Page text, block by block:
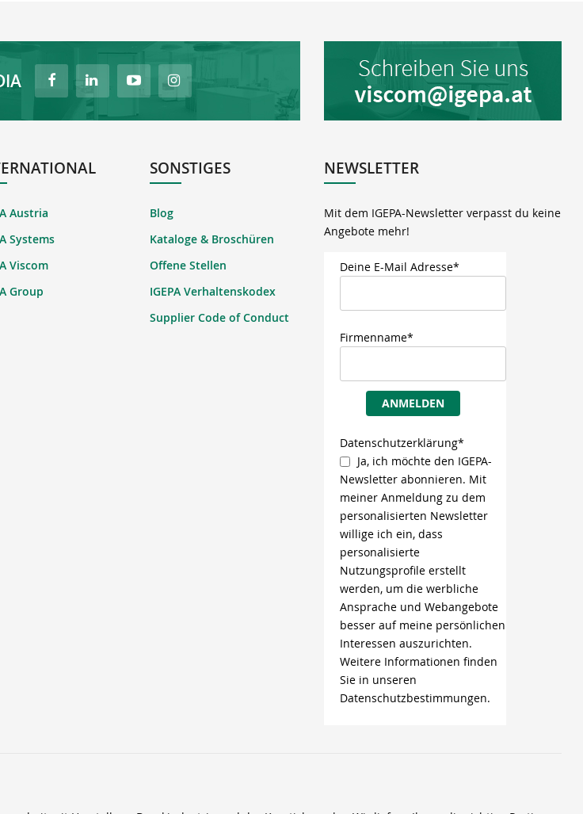
Austria
Systems
Viscom
Group
SONSTIGES
Blog
Kataloge & Broschüren
Offene Stellen
IGEPA Verhaltenskodex
Supplier Code of Conduct
NEWSLETTER
Mit dem IGEPA-Newsletter verpasst du keine
Angebote mehr!
Deine E-Mail Adresse*
Firmenname*
ANMELDEN
Datenschutzerklärung*
Ja, ich möchte den IGEPA-
Newsletter abonnieren. Mit
meiner Anmeldung zu dem
personalisierten Newsletter
willige ich ein, dass
personalisierte
Nutzungsprofile erstellt
werden, um die werbliche
Ansprache und Webangebote
besser auf meine persönlichen
Interessen auszurichten.
Weitere Informationen finden
Sie in unseren
Datenschutzbestimmungen.